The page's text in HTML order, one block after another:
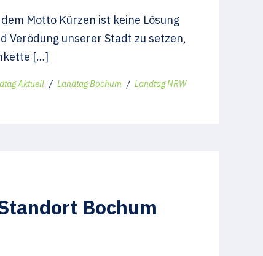
Motto Kürzen ist keine Lösung
Verödung unserer Stadt zu setzen,
[…]
Aktuell / Landtag Bochum / Landtag NRW
Bochum